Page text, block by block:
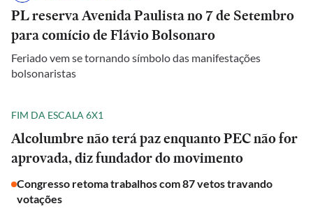
PL reserva Avenida Paulista no 7 de Setembro
para comício de Flávio Bolsonaro
Feriado vem se tornando símbolo das manifestações
bolsonaristas
FIM DA ESCALA 6X1
Alcolumbre não terá paz enquanto PEC não for
aprovada, diz fundador do movimento
Congresso retoma trabalhos com 87 vetos travando
votações